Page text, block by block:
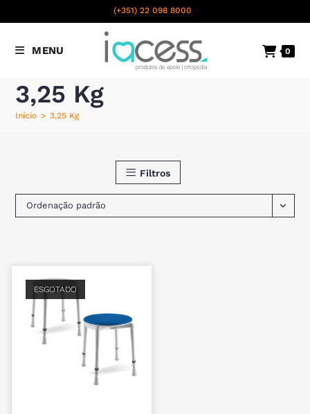
(+351) 22 098 8000
nacional
MENU 0
3,25 Kg
Início > 3,25 Kg
Filtros
Ordenação padrão
ESGOTADO